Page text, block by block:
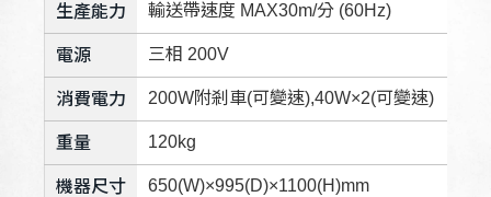
生產能力 輸送帶速度 MAX30m/分 (60Hz)
電源 三相 200V
消費電力 200W附剎車(可變速),40W×2(可變速)
重量 120kg
機器尺寸 650(W)×995(D)×1100(H)mm